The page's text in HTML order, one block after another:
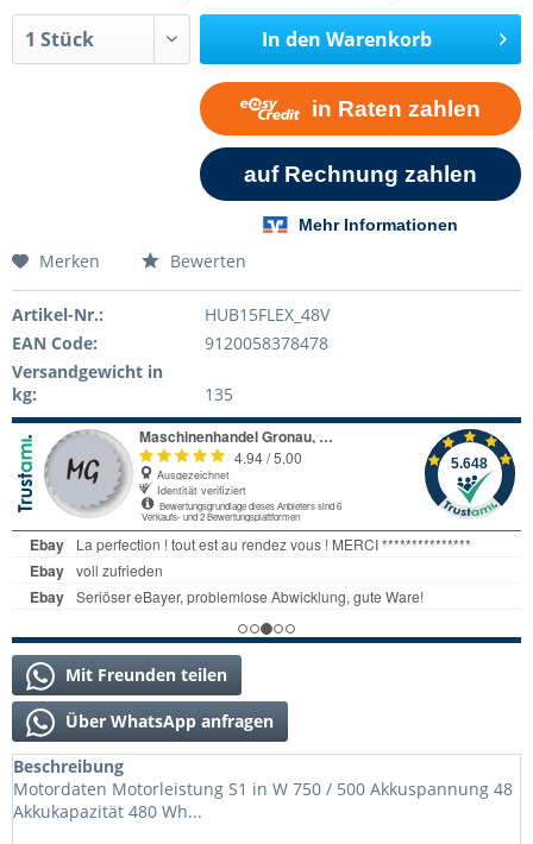
In den Warenkorb
Merken Bewerten
Artikel-Nr.:
HUB15FLEX_48V
EAN Code:
9120058378478
Versandgewicht in
kg:
135
Mit Freunden teilen
Über WhatsApp anfragen
Beschreibung
Motordaten Motorleistung S1 in W 750 / 500 Akkuspannung 48
Akkukapazität 480 Wh...